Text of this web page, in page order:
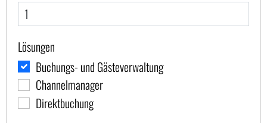
Lösungen
Buchungs- und Gästeverwaltung
Channelmanager
Direktbuchung